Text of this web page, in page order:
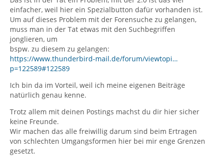
einfacher, weil hier ein Spezialbutton dafür vorhanden ist.
Um auf dieses Problem mit der Forensuche zu gelangen,
muss man in der Tat etwas mit den Suchbegriffen
jonglieren, um
bspw. zu diesem zu gelangen:
https://www.thunderbird-mail.de/forum/viewtopi…
p=122589#122589
Ich bin da im Vorteil, weil ich meine eigenen Beiträge
natürlich genau kenne.
Trotz allem mit deinen Postings machst du dir hier sicher
keine Freunde.
Wir machen das alle freiwillig darum sind beim Ertragen
von schlechten Umgangsformen hier bei mir enge Grenzen
gesetzt.